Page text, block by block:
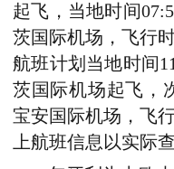
起飞，当地时间
茨国际机场，飞行
航班计划当地时间
茨国际机场起飞，
宝安国际机场，飞
上航班信息以实际